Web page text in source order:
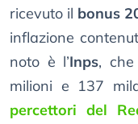
ricevuto il bonus
inflazione
noto è l’Inps,
milioni e 137
percettori del